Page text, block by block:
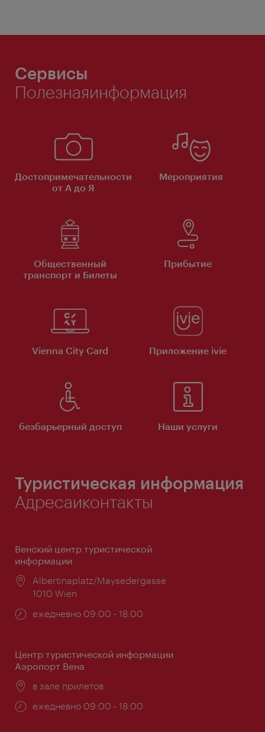
Сервисы
Полезнаяинформация
Достопримечательности
от А до Я
Мероприятия
Общественный
транспорт и Билеты
Прибытие
Vienna City Card Приложение ivie
безбарьерный доступ Наши услуги
Туристическая информация
Адресаиконтакты
Венский центр туристической
информации
Расположение:
Albertinaplatz/Maysedergasse
1010 Wien
Часы
ежедневно 09:00 - 18:00
Центр туристической информации
Аэропорт Вена
Расположение:
в зале прилетов
Часы
ежедневно 09:00 - 18:00